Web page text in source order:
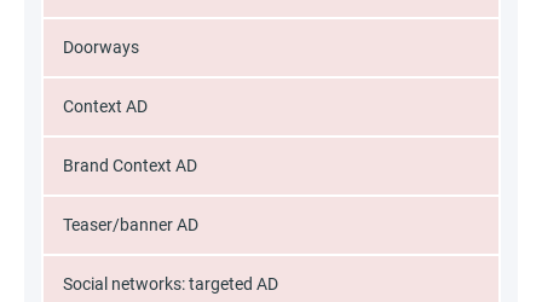
Doorways
Context AD
Brand Context AD
Teaser/banner AD
Social networks: targeted AD